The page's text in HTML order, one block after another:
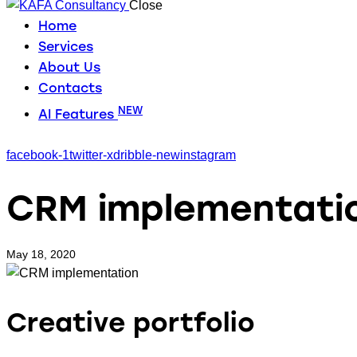
Close
Home
Services
About Us
Contacts
AI Features NEW
facebook-1twitter-xdribble-newinstagram
CRM
May 18, 2020
Creative portfolio